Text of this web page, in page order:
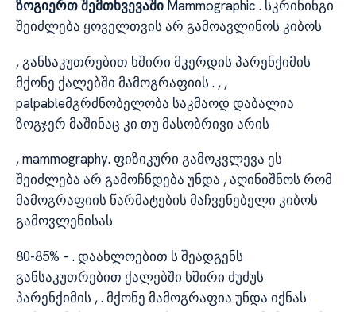
ზოგიერთ შემთხვევაში Mammographic . სკრინინგი
შეიძლება ყოველთვის არ გამოავლინოს კიბოს
, განსაკუთრებით ხშირი მკერდის პარენქიმის
მქონე ქალებში მამოგრაფიის . , ,
palpableმგრძნობელობა საკმაოდ დაბალია
ზოგჯერ მაშინაც კი თუ მასობრივი არის
, mammography. ფიზიკური გამოკვლევა ეს
შეიძლება არ გამოჩნდება უნდა , აღინიშნოს რომ
მამოგრაფიის წარმატების მაჩვენებელი კიბოს
გამოვლენისას
80-85% – . დაახლოებით ს შეადგენს
განსაკუთრებით ქალებში ხშირი ძუძუს
პარენქიმის , . მქონე მამოგრაფია უნდა იქნას